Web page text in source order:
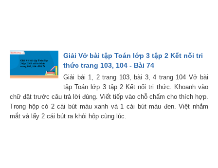
Giải Vở bài tập Toán lớp 3 tập 2 Kết nối tri
thức trang 103, 104 - Bài 74
Giải bài 1, 2 trang 103, bài 3, 4 trang 104 Vở bài
tập Toán lớp 3 tập 2 Kết nối tri thức. Khoanh vào
chữ đặt trước câu trả lời đúng. Viết tiếp vào chỗ chấm cho thích hợp.
Trong hộp có 2 cái bút màu xanh và 1 cái bút màu đen. Việt nhắm
mắt và lấy 2 cái bút ra khỏi hộp cùng lúc.